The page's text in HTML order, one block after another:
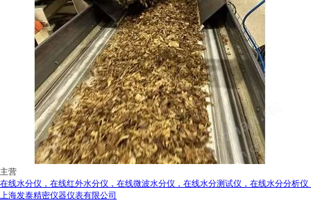
主营
在线水分仪，在线红外水分仪，在线微波水分仪，在线水分测试仪，在线水分分析
上海发泰精密仪器仪表有限公司